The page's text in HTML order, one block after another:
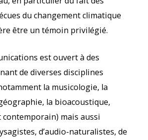
du changement climatique
être un témoin privilégié.
est ouvert à des
de diverses disciplines
la musicologie, la
la bioacoustique,
contemporain) mais aussi
d’audio-naturalistes, de